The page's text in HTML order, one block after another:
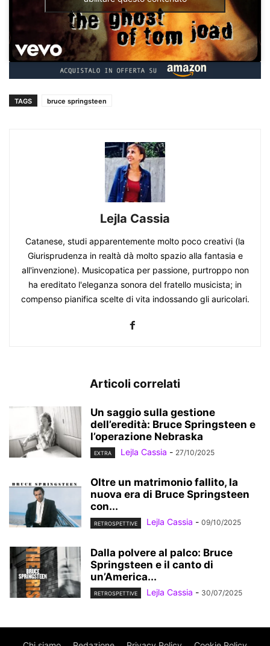
TAGS bruce springsteen
Lejla Cassia
Catanese, studi apparentemente molto poco creativi (la
Giurisprudenza in realtà dà molto spazio alla fantasia e
all'invenzione). Musicopatica per passione, purtroppo non
ha ereditato l'eleganza sonora del fratello musicista; in
compenso pianifica scelte di vita indossando gli auricolari.
Articoli correlati
Un saggio sulla gestione
dell’eredità: Bruce Springsteen e
l’operazione Nebraska
EXTRA Lejla Cassia - 27/10/2025
Oltre un matrimonio fallito, la
nuova era di Bruce Springsteen
con...
RETROSPETTIVE Lejla Cassia - 09/10/2025
Dalla polvere al palco: Bruce
Springsteen e il canto di
un’America...
RETROSPETTIVE Lejla Cassia - 30/07/2025